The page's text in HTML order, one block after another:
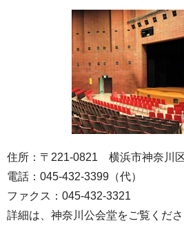
住所：〒221-0821 横浜市神奈川
電話：045-432-3399（代）
ファクス：045-432-3321
詳細は、神奈川公会堂をご覧くださ